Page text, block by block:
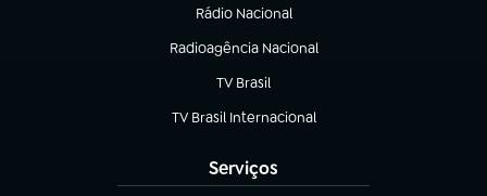
Rádio Nacional
(abre em nova aba)
Radioagência Nacional
(abre em nova aba)
TV Brasil
(abre em nova aba)
TV Brasil Internacional
(abre em nova aba)
Serviços